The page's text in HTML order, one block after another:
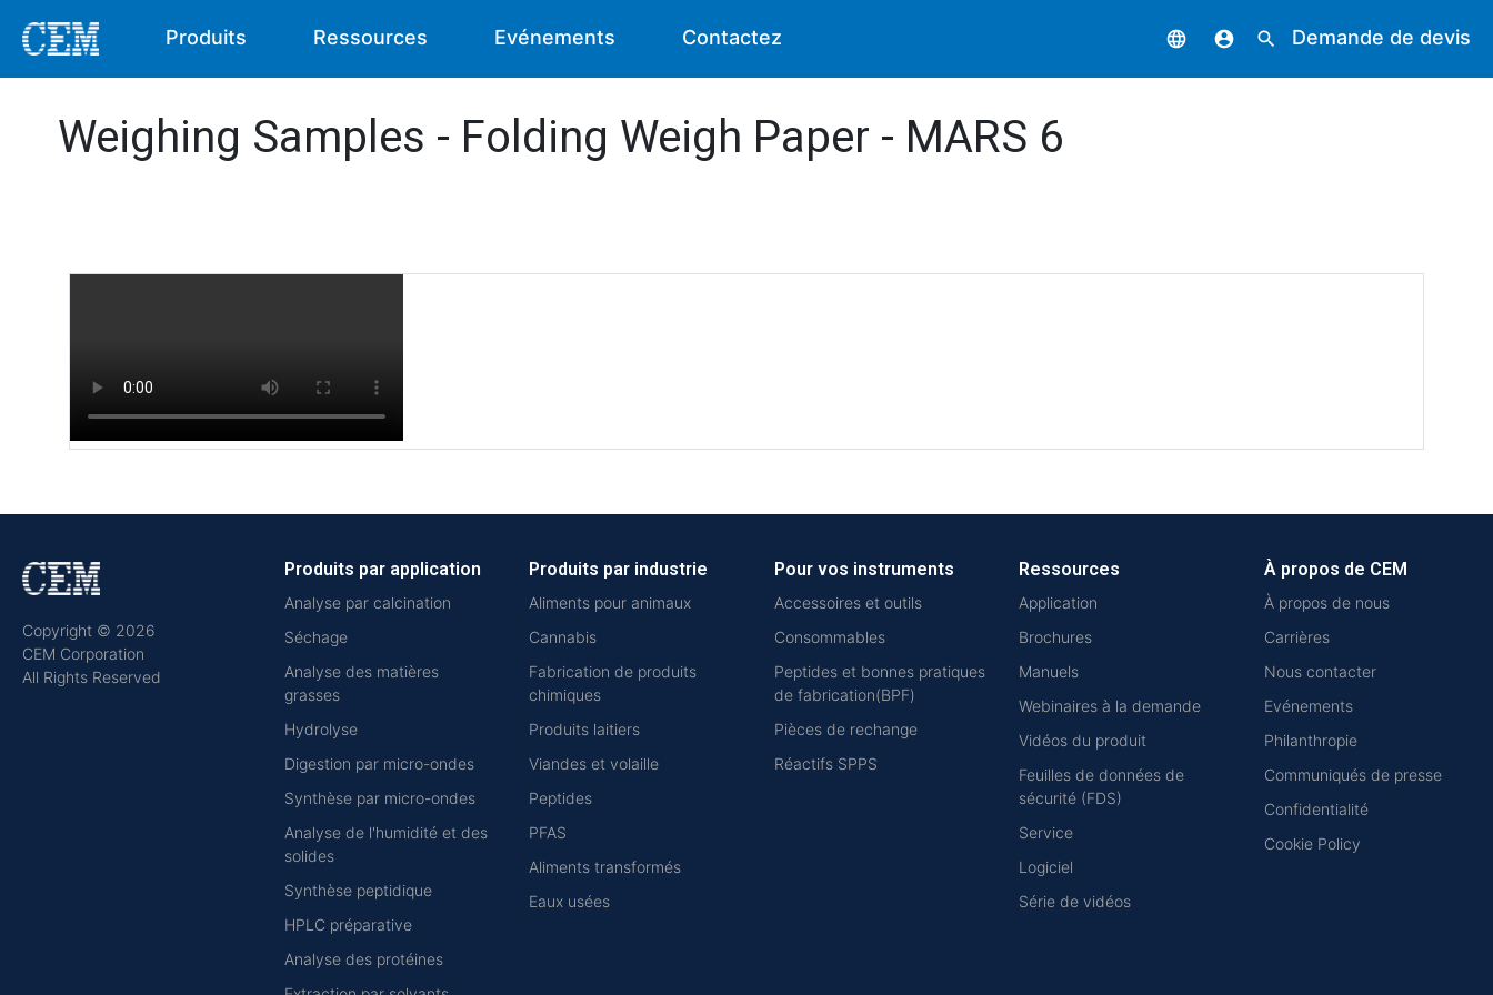
Produits Ressources Evénements Contactez language account_circle search Demande de devis
Weighing Samples - Folding Weigh Paper - MARS 6
Copyright © 2026
CEM Corporation
All Rights Reserved
Produits par application
Analyse par calcination
Séchage
Analyse des matières
grasses
Hydrolyse
Digestion par micro-ondes
Synthèse par micro-ondes
Analyse de l'humidité et des
solides
Synthèse peptidique
HPLC préparative
Analyse des protéines
Produits par industrie
Aliments pour animaux
Cannabis
Fabrication de produits
chimiques
Produits laitiers
Viandes et volaille
Peptides
PFAS
Aliments transformés
Eaux usées
Pour vos instruments
Accessoires et outils
Consommables
Peptides et bonnes pratiques
de fabrication(BPF)
Pièces de rechange
Réactifs SPPS
Ressources
Application
Brochures
Manuels
Webinaires à la demande
Vidéos du produit
Feuilles de données de
sécurité (FDS)
Service
Logiciel
Série de vidéos
À propos de CEM
À propos de nous
Carrières
Nous contacter
Evénements
Philanthropie
Communiqués de presse
Confidentialité
Cookie Policy